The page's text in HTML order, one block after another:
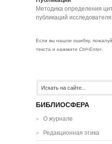
Методика определения
публикаций исследователя
Если вы нашли ошибку,
текста и нажмите Ctrl+Enter.
БИБЛИОСФЕРА
О журнале
Редакционная этика